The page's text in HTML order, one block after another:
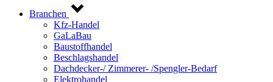
Branchen
Kfz-Handel
GaLaBau
Baustoffhandel
Beschlagshandel
Dachdecker-/ Zimmerer- /Spengler-Bedarf
Elektrohandel